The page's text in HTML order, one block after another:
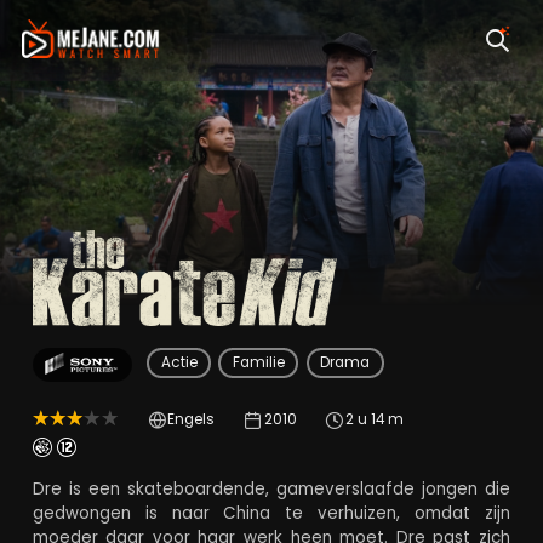
The Karate Kid
Actie Familie Drama
Engels 2010 2 u 14 m
Dre is een skateboardende, gameverslaafde jongen die
gedwongen is naar China te verhuizen, omdat zijn
moeder daar voor haar werk heen moet. Dre past zich